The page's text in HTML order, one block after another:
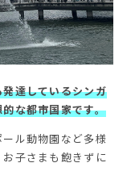
達しているシンガ
な都市国家です。
ル動物園など多様
子さまも飽きずに